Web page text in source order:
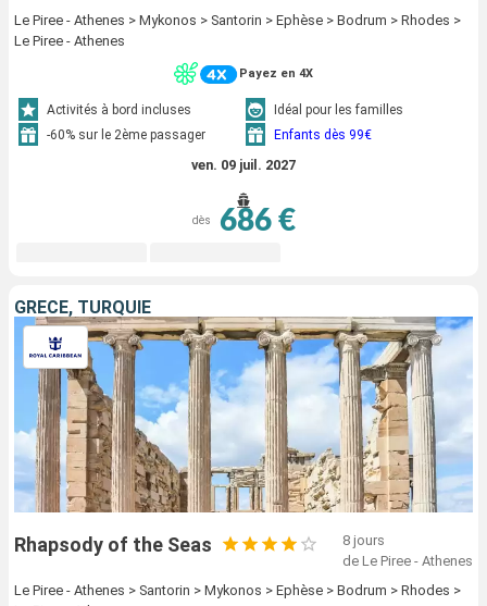
Le Piree - Athenes > Mykonos > Santorin > Ephèse > Bodrum > Rhodes >
Le Piree - Athenes
Payez en 4X
Activités à bord incluses
Idéal pour les familles
-60% sur le 2ème passager
Enfants dès 99€
ven. 09 juil. 2027
dès 686 €
GRÈCE, TURQUIE
Rhapsody of the Seas
8 jours
de Le Piree - Athenes
Le Piree - Athenes > Santorin > Mykonos > Ephèse > Bodrum > Rhodes >